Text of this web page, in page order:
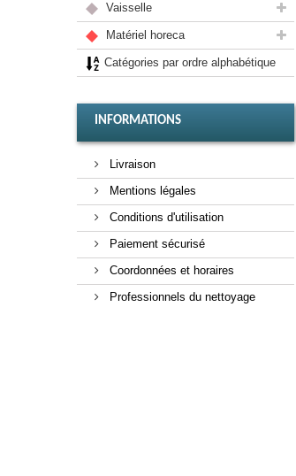
Vaisselle
Matériel horeca
Catégories par ordre alphabétique
INFORMATIONS
Livraison
Mentions légales
Conditions d'utilisation
Paiement sécurisé
Coordonnées et horaires
Professionnels du nettoyage